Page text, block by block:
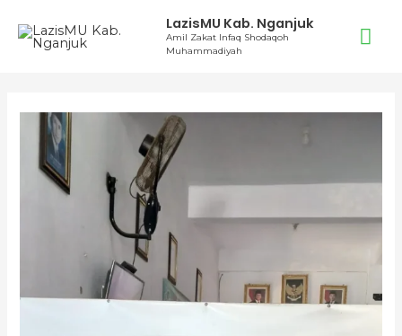
LazisMU Kab. Nganjuk
Amil Zakat Infaq Shodaqoh
Muhammadiyah